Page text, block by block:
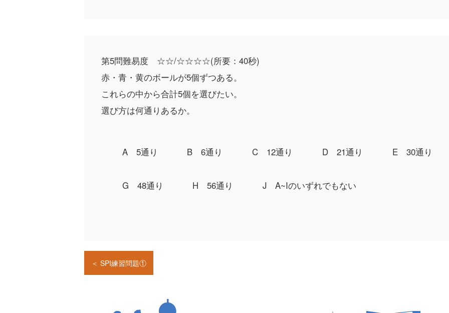
第5問難易度 ☆☆/☆☆☆☆(所要：40秒)
赤・青・黄のボールが5個ずつある。
これらの中から合計5個を選びたい。
選び方は何通りあるか。
A 5通り B 6通り C 12通り D 21通り E 30通り
G 48通り H 56通り J A~Iのいずれでもない
＜ SPI練習問題①